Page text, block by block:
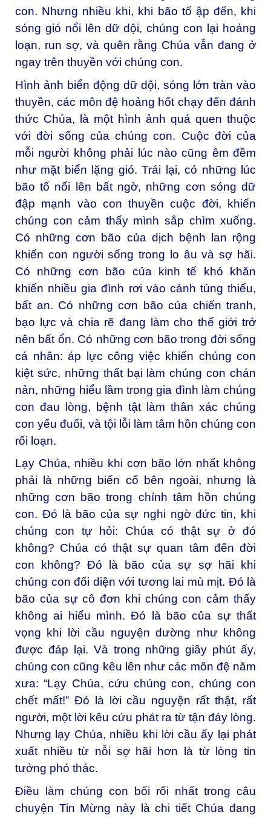
con. Nhưng nhiều khi, khi bão tố ập đến, khi
sóng gió nổi lên dữ dội, chúng con lại hoảng
loạn, run sợ, và quên rằng Chúa vẫn đang ở
ngay trên thuyền với chúng con.
Hình ảnh biển động dữ dội, sóng lớn tràn vào
thuyền, các môn đệ hoảng hốt chạy đến đánh
thức Chúa, là một hình ảnh quá quen thuộc
với đời sống của chúng con. Cuộc đời của
mỗi người không phải lúc nào cũng êm đềm
như mặt biển lặng gió. Trái lại, có những lúc
bão tố nổi lên bất ngờ, những cơn sóng dữ
đập mạnh vào con thuyền cuộc đời, khiến
chúng con cảm thấy mình sắp chìm xuống.
Có những cơn bão của dịch bệnh lan rộng
khiến con người sống trong lo âu và sợ hãi.
Có những cơn bão của kinh tế khó khăn
khiến nhiều gia đình rơi vào cảnh túng thiếu,
bất an. Có những cơn bão của chiến tranh,
bạo lực và chia rẽ đang làm cho thế giới trở
nên bất ổn. Có những cơn bão trong đời sống
cá nhân: áp lực công việc khiến chúng con
kiệt sức, những thất bại làm chúng con chán
nản, những hiểu lầm trong gia đình làm chúng
con đau lòng, bệnh tật làm thân xác chúng
con yếu đuối, và tội lỗi làm tâm hồn chúng con
rối loạn.
Lạy Chúa, nhiều khi cơn bão lớn nhất không
phải là những biến cố bên ngoài, nhưng là
những cơn bão trong chính tâm hồn chúng
con. Đó là bão của sự nghi ngờ đức tin, khi
chúng con tự hỏi: Chúa có thật sự ở đó
không? Chúa có thật sự quan tâm đến đời
con không? Đó là bão của sự sợ hãi khi
chúng con đối diện với tương lai mù mịt. Đó là
bão của sự cô đơn khi chúng con cảm thấy
không ai hiểu mình. Đó là bão của sự thất
vọng khi lời cầu nguyện dường như không
được đáp lại. Và trong những giây phút ấy,
chúng con cũng kêu lên như các môn đệ năm
xưa: “Lạy Chúa, cứu chúng con, chúng con
chết mất!” Đó là lời cầu nguyện rất thật, rất
người, một lời kêu cứu phát ra từ tận đáy lòng.
Nhưng lạy Chúa, nhiều khi lời cầu ấy lại phát
xuất nhiều từ nỗi sợ hãi hơn là từ lòng tin
tưởng phó thác.
Điều làm chúng con bối rối nhất trong câu
chuyện Tin Mừng này là chi tiết Chúa đang